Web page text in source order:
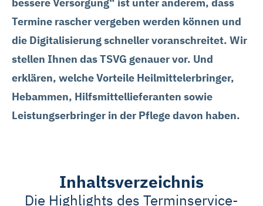
Termine rascher vergeben werden können und
die Digitalisierung schneller voranschreitet. Wir
stellen Ihnen das TSVG genauer vor. Und
erklären, welche Vorteile Heilmittelerbringer,
Hebammen, Hilfsmittellieferanten sowie
Leistungserbringer in der Pflege davon haben.
Inhaltsverzeichnis
Die Highlights des Terminservice-